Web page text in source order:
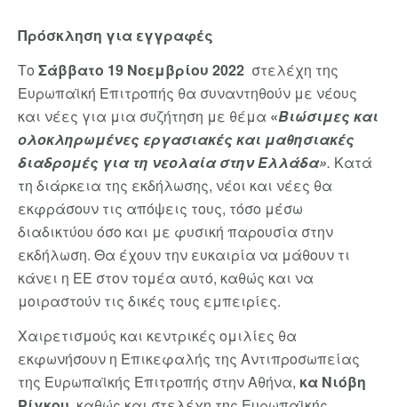
Πρόσκληση για εγγραφές
Το Σάββατο 19 Νοεμβρίου 2022 στελέχη της
Ευρωπαϊκή Επιτροπής θα συναντηθούν με νέους
και νέες για μια συζήτηση με θέμα «Βιώσιμες και
ολοκληρωμένες εργασιακές και μαθησιακές
διαδρομές για τη νεολαία στην Ελλάδα». Κατά
τη διάρκεια της εκδήλωσης, νέοι και νέες θα
εκφράσουν τις απόψεις τους, τόσο μέσω
διαδικτύου όσο και με φυσική παρουσία στην
εκδήλωση. Θα έχουν την ευκαιρία να μάθουν τι
κάνει η ΕΕ στον τομέα αυτό, καθώς και να
μοιραστούν τις δικές τους εμπειρίες.
Χαιρετισμούς και κεντρικές ομιλίες θα
εκφωνήσουν η Επικεφαλής της Αντιπροσωπείας
της Ευρωπαϊκής Επιτροπής στην Αθήνα, κα Νιόβη